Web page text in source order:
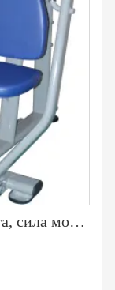
Оборудование для бодибилдинга, сила молота, жим от груди (ПТ-601)